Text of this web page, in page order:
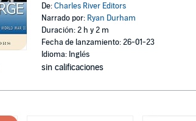
De:Charles River Editors
Narrado por: Ryan Durham
Duración: 2 h y 2 m
Fecha de lanzamiento: 26-01-23
Idioma: Inglés
sin calificaciones